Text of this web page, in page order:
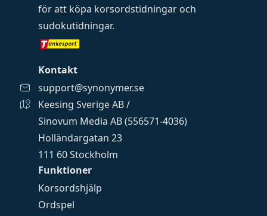
Funktioner
Korsordshjälp
Ordspel
för att köpa korsordstidningar och
sudokutidningar.
Kontakt
support@synonymer.se
Keesing Sverige AB /
Sinovum Media AB (556571-4036)
Holländargatan 23
111 60 Stockholm